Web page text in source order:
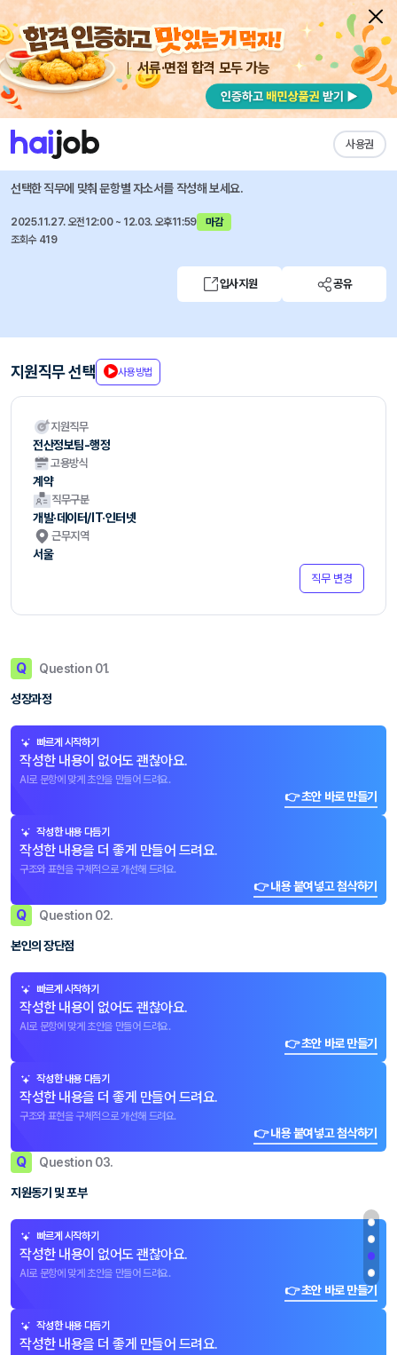
서류·면접 합격 모두 가능
사용권
채용공고 자소서 자유항목 자소서 내 작성목록
중앙대학교병원 즐겨찾기
전산정보팀 행정(계약직) 모집 (2025.11)
선택한 직무에 맞춰 문항별 자소서를 작성해 보세요.
2025.11.27. 오전12:00 ~ 12.03. 오후11:59
마감
조회수 419
입사지원 공유
지원직무 선택 사용방법
지원직무
전산정보팀-행정
고용방식
계약
직무구분
개발·데이터/IT·인터넷
근무지역
서울
직무 변경
Q Question 01.
성장과정
빠르게 시작하기
작성한 내용이 없어도 괜찮아요.
AI로 문항에 맞게 초안을 만들어 드려요.
👉 초안 바로 만들기
작성한 내용 다듬기
작성한 내용을 더 좋게 만들어 드려요.
구조와 표현을 구체적으로 개선해 드려요.
👉 내용 붙여넣고 첨삭하기
Q Question 02.
본인의 장단점
빠르게 시작하기
작성한 내용이 없어도 괜찮아요.
AI로 문항에 맞게 초안을 만들어 드려요.
👉 초안 바로 만들기
작성한 내용 다듬기
작성한 내용을 더 좋게 만들어 드려요.
구조와 표현을 구체적으로 개선해 드려요.
👉 내용 붙여넣고 첨삭하기
Q Question 03.
지원동기 및 포부
빠르게 시작하기
작성한 내용이 없어도 괜찮아요.
AI로 문항에 맞게 초안을 만들어 드려요.
👉 초안 바로 만들기
작성한 내용 다듬기
작성한 내용을 더 좋게 만들어 드려요.